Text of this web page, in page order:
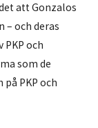
att Gonzalos
och deras
och
som de
PKP och